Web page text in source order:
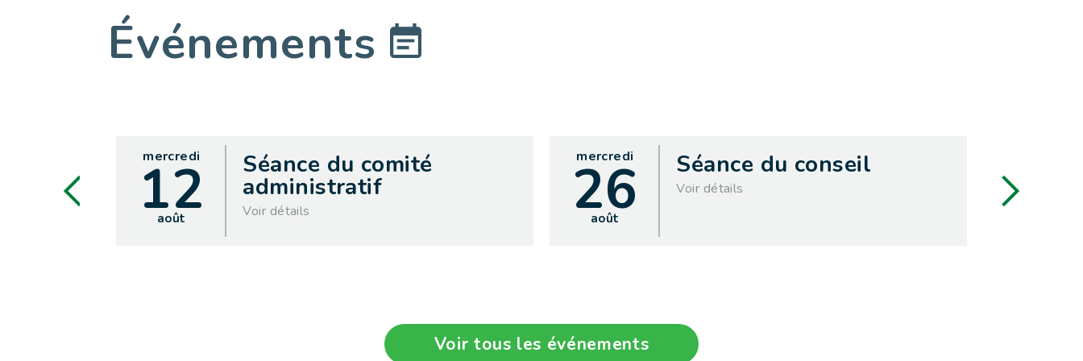
Événements
mercredi
12
août
Séance du comité
administratif
Voir détails
mercredi
26
août
Séance du conseil
Voir détails 09
Voir tous les événements